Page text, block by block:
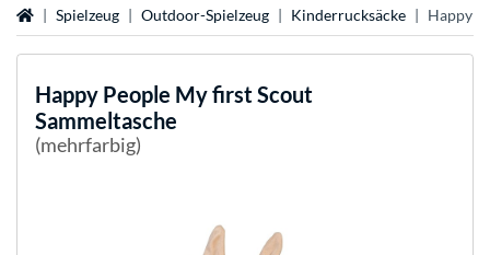
StartseiteSpielzeug Outdoor-Spielzeug Kinderrucksäcke Happy
Happy People My first Scout
Sammeltasche
(mehrfarbig)